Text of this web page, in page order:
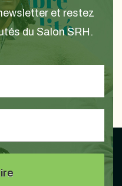
et restez
du Salon SRH.